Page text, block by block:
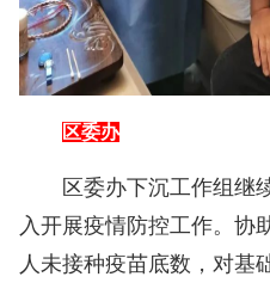
区委办
区委办下沉工作组继续
入开展疫情防控工作。协
人未接种疫苗底数，对基